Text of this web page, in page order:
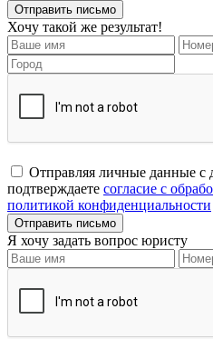
Хочу такой же результат!
Отправляя личные данные с
подтверждаете согласие с
политикой конфиденциальности
Я хочу задать вопрос юристу